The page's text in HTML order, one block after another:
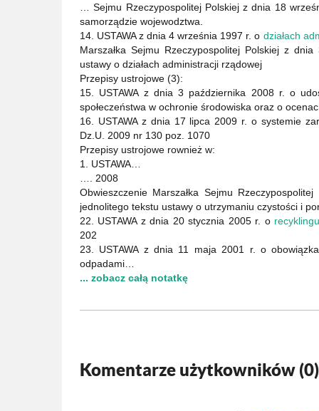
… Sejmu Rzeczypospolitej Polskiej z dnia 18
samorządzie wojewodztwa.
14. USTAWA z dnia 4 września 1997 r. o działach
Marszałka Sejmu Rzeczypospolitej Polskiej z
ustawy o działach administracji rządowej
Przepisy ustrojowe (3):
15. USTAWA z dnia 3 października 2008 r. o
społeczeństwa w ochronie środowiska oraz o
16. USTAWA z dnia 17 lipca 2009 r. o systemie
Dz.U. 2009 nr 130 poz. 1070
Przepisy ustrojowe rownież w:
1. USTAWA…
…. 2008
Obwieszczenie Marszałka Sejmu
jednolitego tekstu ustawy o utrzymaniu czystości i
22. USTAWA z dnia 20 stycznia 2005 r. o recyklingu
202
23. USTAWA z dnia 11 maja 2001 r. o
odpadami…
... zobacz całą notatkę
Komentarze użytkowników (0)